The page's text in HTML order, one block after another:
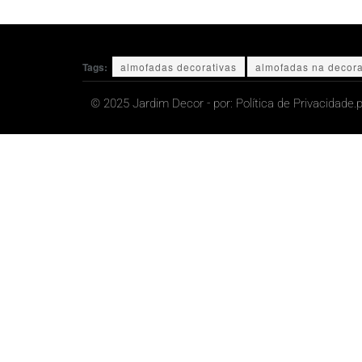
Tags: almofadas decorativas almofadas na
© 2025 Jardim Decor - por: Política de Privacidade.